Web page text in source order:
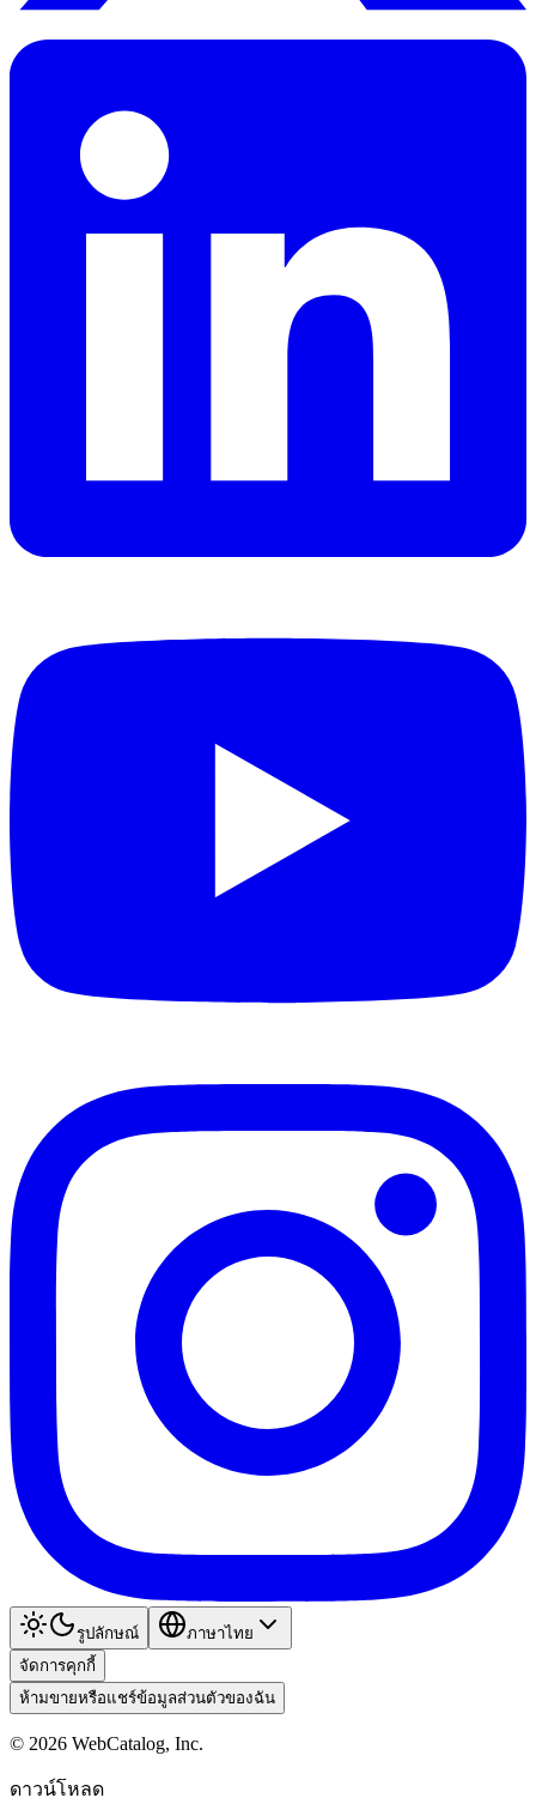
รูปลักษณ์
ภาษาไทย
จัดการคุกกี้
ห้ามขายหรือแชร์ข้อมูลส่วนตัวของฉัน
© 2026 WebCatalog, Inc.
ดาวน์โหลด